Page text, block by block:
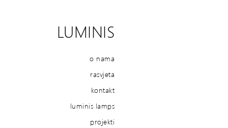
LUMINIS
o nama
rasvjeta
kontakt
luminis lamps
projekti